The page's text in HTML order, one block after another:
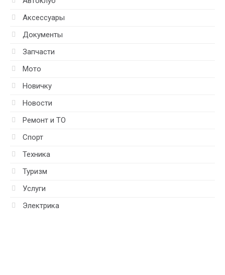
Аксессуары
Документы
Запчасти
Мото
Новичку
Новости
Ремонт и ТО
Спорт
Техника
Туризм
Услуги
Электрика